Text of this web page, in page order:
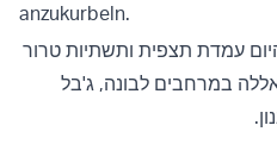
anzukurbeln.
עמדת תצפית ותשתיות טרור
במרחבים לבונה, ג'בל